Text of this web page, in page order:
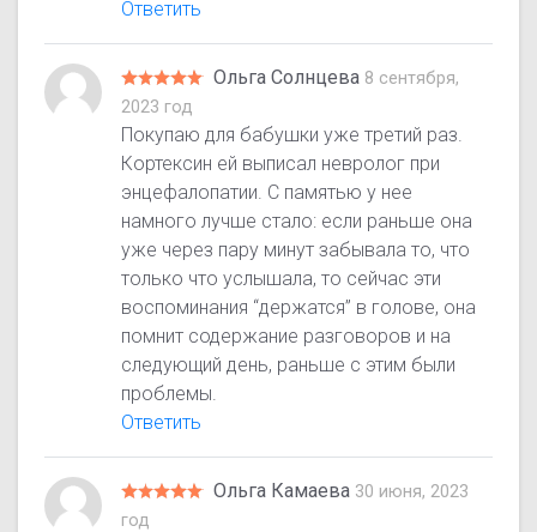
Ответить
Ольга Солнцева 8 сентября,
2023 год
Покупаю для бабушки уже третий раз.
Кортексин ей выписал невролог при
энцефалопатии. С памятью у нее
намного лучше стало: если раньше она
уже через пару минут забывала то, что
только что услышала, то сейчас эти
воспоминания “держатся” в голове, она
помнит содержание разговоров и на
следующий день, раньше с этим были
проблемы.
Ответить
Ольга Камаева 30 июня, 2023
год